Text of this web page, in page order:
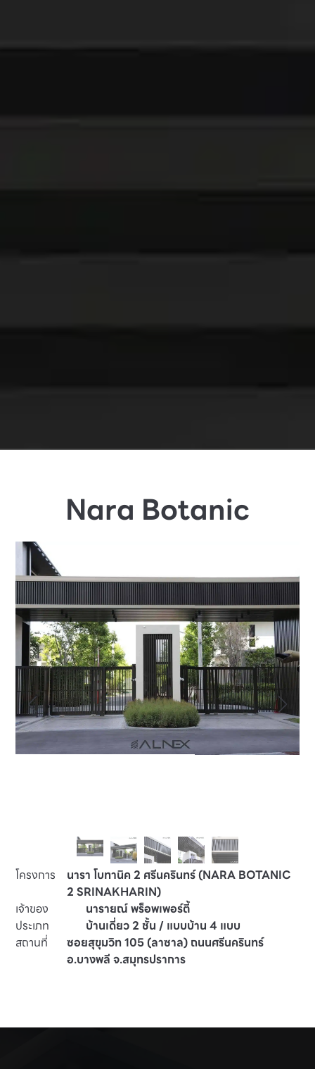
Nara Botanic
โครงการ
นารา โบทานิค 2 ศรีนครินทร์ (NARA BOTANIC
2 SRINAKHARIN)
เจ้าของ
นารายณ์ พร็อพเพอร์ตี้
ประเภท
บ้านเดี่ยว 2 ชั้น / แบบบ้าน 4 แบบ
สถานที่
ซอยสุขุมวิท 105 (ลาซาล) ถนนศรีนครินทร์
อ.บางพลี จ.สมุทรปราการ